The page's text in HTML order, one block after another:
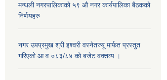
मन्थली नगरपालिकाको ५९ औ नगर कार्यपालिका बैठकको
निर्णयहरु
नगर उपप्रमुख श्री इश्वरी वस्नेतज्यू मार्फत प्रस्तुत
गरिएको आ.व ०८३/८४ को बजेट वक्तव्य ।